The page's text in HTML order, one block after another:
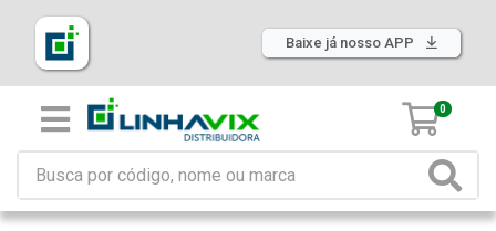
Baixe já nosso APP
0